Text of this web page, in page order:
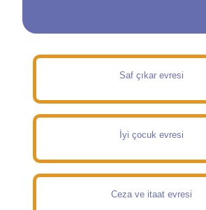
Saf çıkar evresi
İyi çocuk evresi
Ceza ve itaat evresi